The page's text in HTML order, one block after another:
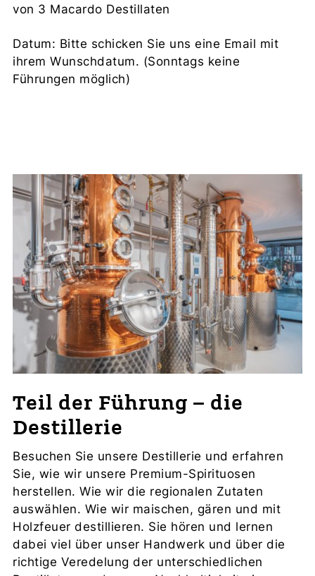
von 3 Macardo Destillaten
Datum: Bitte schicken Sie uns eine Email mit
ihrem Wunschdatum. (Sonntags keine
Führungen möglich)
Teil der Führung – die
Destillerie
Besuchen Sie unsere Destillerie und erfahren
Sie, wie wir unsere Premium-Spirituosen
herstellen. Wie wir die regionalen Zutaten
auswählen. Wie wir maischen, gären und mit
Holzfeuer destillieren. Sie hören und lernen
dabei viel über unser Handwerk und über die
richtige Veredelung der unterschiedlichen